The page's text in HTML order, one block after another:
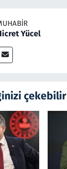
Yücel
çekebilir